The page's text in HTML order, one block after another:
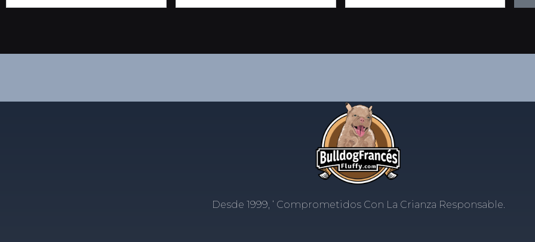
Desde 1999, ‘ Comprometidos Con La Crianza Responsable.